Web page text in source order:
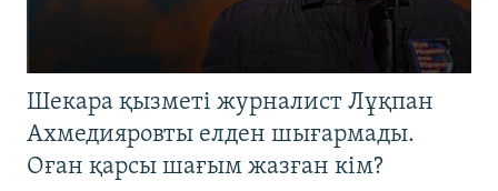
Шекара қызметі журналист Лұқпан
Ахмедияровты елден шығармады.
Оған қарсы шағым жазған кім?